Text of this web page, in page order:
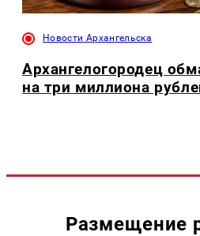
Новости Архангельска
Архангелогородец
на три миллиона
Размещение